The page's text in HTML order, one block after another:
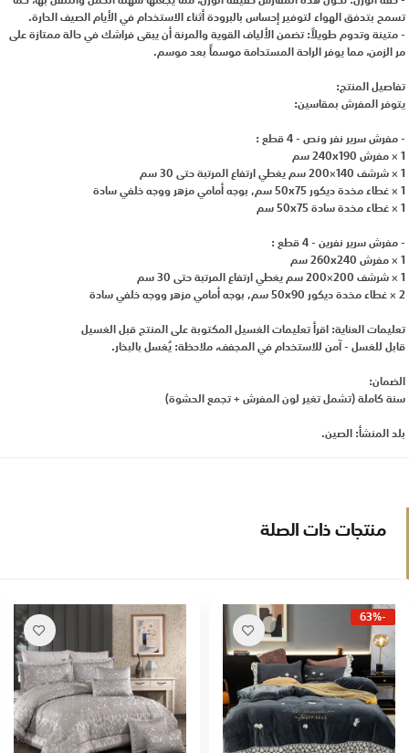
تسمح بتدفق الهواء لتوفير إحساس بالبرودة أثناء الاستخدام في الأيام الصيف الحارة.
- متينة وتدوم طويلاً: تضمن الألياف القوية والمرنة أن يبقى فراشك في حالة ممتازة على
مر الزمن، مما يوفر الراحة المستدامة موسماً بعد موسم.
تفاصيل المنتج:
يتوفر المفرش بمقاسين:
- مفرش سرير نفر ونص - 4 قطع :
1 × مفرش 240x190 سم
1 × شرشف 140×200 سم يغطي ارتفاع المرتبة حتى 30 سم
1 × غطاء مخدة ديكور 50x75 سم, بوجه أمامي مزهر ووجه خلفي سادة
1 × غطاء مخدة سادة 50x75 سم
- مفرش سرير نفرين - 4 قطع :
1 × مفرش 260x240 سم
1 × شرشف 200×200 سم يغطي ارتفاع المرتبة حتى 30 سم
2 × غطاء مخدة ديكور 50x90 سم, بوجه أمامي مزهر ووجه خلفي سادة
تعليمات العناية: اقرأ تعليمات الغسيل المكتوبة على المنتج قبل الغسيل
قابل للغسل - آمن للاستخدام في المجفف، ملاحظة: يُغسل بالبخار.
الضمان:
سنة كاملة (تشمل تغير لون المفرش + تجمع الحشوة)
بلد المنشأ: الصين.
منتجات ذات الصلة
-63%